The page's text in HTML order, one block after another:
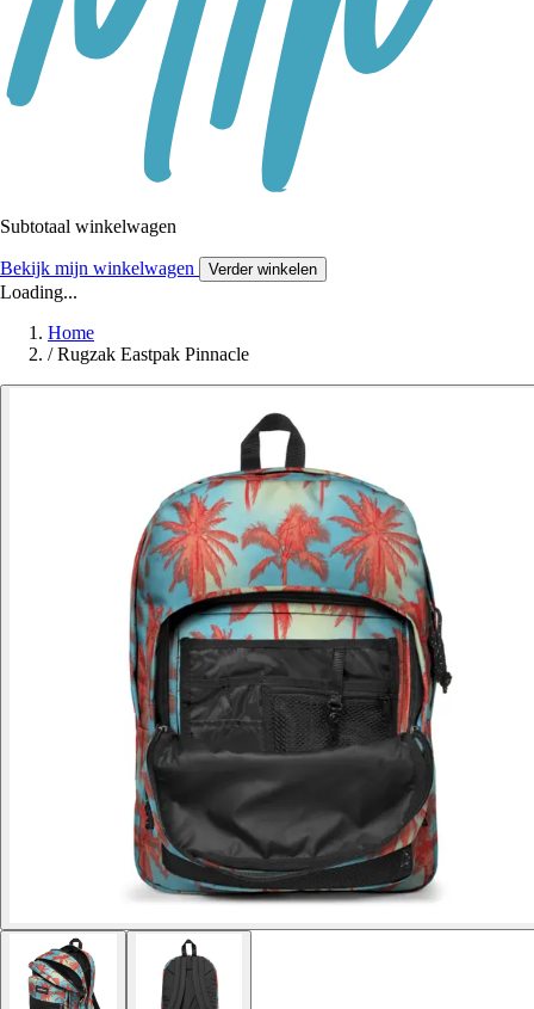
Subtotaal winkelwagen
Bekijk mijn winkelwagen Verder winkelen
Loading...
Home
/ Rugzak Eastpak Pinnacle